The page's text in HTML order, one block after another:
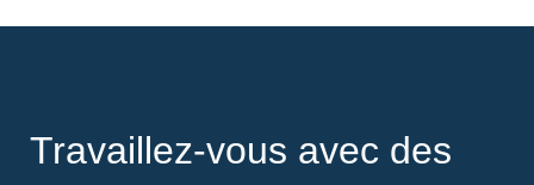
Travaillez-vous avec des